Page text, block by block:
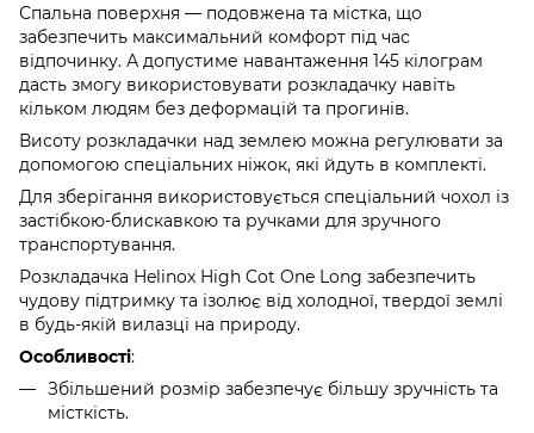
Спальна поверхня — подовжена та містка, що
забезпечить максимальний комфорт під час
відпочинку. А допустиме навантаження 145 кілограм
дасть змогу використовувати розкладачку навіть
кільком людям без деформацій та прогинів.
Висоту розкладачки над землею можна регулювати за
допомогою спеціальних ніжок, які йдуть в комплекті.
Для зберігання використовується спеціальний чохол із
застібкою-блискавкою та ручками для зручного
транспортування.
Розкладачка Helinox High Cot One Long забезпечить
чудову підтримку та ізолює від холодної, твердої землі
в будь-якій вилазці на природу.
Особливості:
Збільшений розмір забезпечує більшу зручність та
місткість.